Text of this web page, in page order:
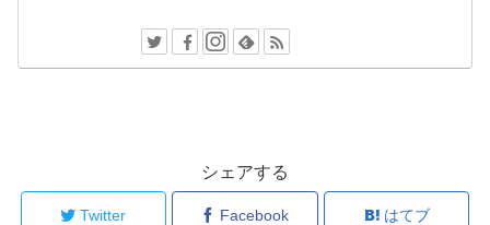
シェアする
Twitter Facebook はてブ